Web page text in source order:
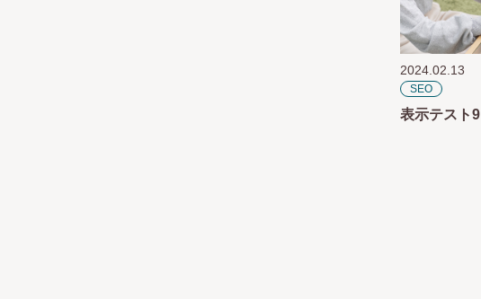
2024.02.13
SEO
表示テスト9